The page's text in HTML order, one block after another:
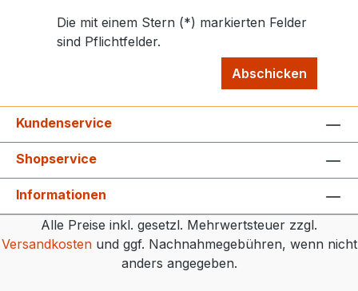
Die mit einem Stern (*) markierten Felder
sind Pflichtfelder.
Abschicken
Kundenservice
Shopservice
Informationen
Alle Preise inkl. gesetzl. Mehrwertsteuer zzgl.
Versandkostenund ggf. Nachnahmegebühren, wenn nicht
anders angegeben.